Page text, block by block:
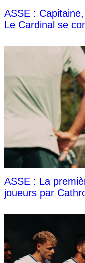
ASSE :
Le Cardinal se
ASSE : La
joueurs par